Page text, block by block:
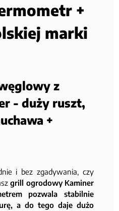
+
marki
z
- duży ruszt,
+
i bez zgadywania, czy
grill ogrodowy Kaminer
pozwala stabilnie
a do tego daje dużo